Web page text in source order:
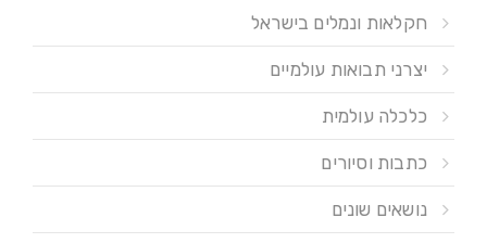
חקלאות ונמלים בישראל
יצרני תבואות עולמיים
כלכלה עולמית
כתבות וסיורים
נושאים שונים